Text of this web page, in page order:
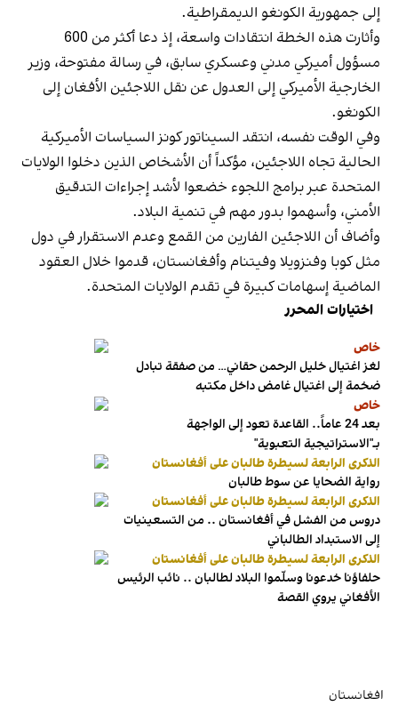
إلى جمهورية الكونغو الديمقراطية.
وأثارت هذه الخطة انتقادات واسعة، إذ دعا أكثر من 600
مسؤول أميركي مدني وعسكري سابق، في رسالة مفتوحة، وزير
الخارجية الأميركي إلى العدول عن نقل اللاجئين الأفغان إلى
الكونغو.
وفي الوقت نفسه، انتقد السيناتور كونز السياسات الأميركية
الحالية تجاه اللاجئين، مؤكداً أن الأشخاص الذين دخلوا الولايات
المتحدة عبر برامج اللجوء خضعوا لأشد إجراءات التدقيق
الأمني، وأسهموا بدور مهم في تنمية البلاد.
وأضاف أن اللاجئين الفارين من القمع وعدم الاستقرار في دول
مثل كوبا وفنزويلا وفيتنام وأفغانستان، قدموا خلال العقود
الماضية إسهامات كبيرة في تقدم الولايات المتحدة.
اختيارات المحرر
خاص
لغز اغتيال خليل الرحمن حقاني… من صفقة تبادل
ضخمة إلى اغتيال غامض داخل مكتبه
خاص
بعد 24 عاماً.. القاعدة تعود إلى الواجهة
بـ"الاستراتيجية التعبوية"
الذكرى الرابعة لسيطرة طالبان على أفغانستان
رواية الضحايا عن سوط طالبان
الذكرى الرابعة لسيطرة طالبان على أفغانستان
دروس من الفشل في أفغانستان .. من التسعينيات
إلى الاستبداد الطالباني
الذكرى الرابعة لسيطرة طالبان على أفغانستان
حلفاؤنا خدعونا وسلّموا البلاد لطالبان .. نائب الرئيس
الأفغاني يروي القصة
افغانستان